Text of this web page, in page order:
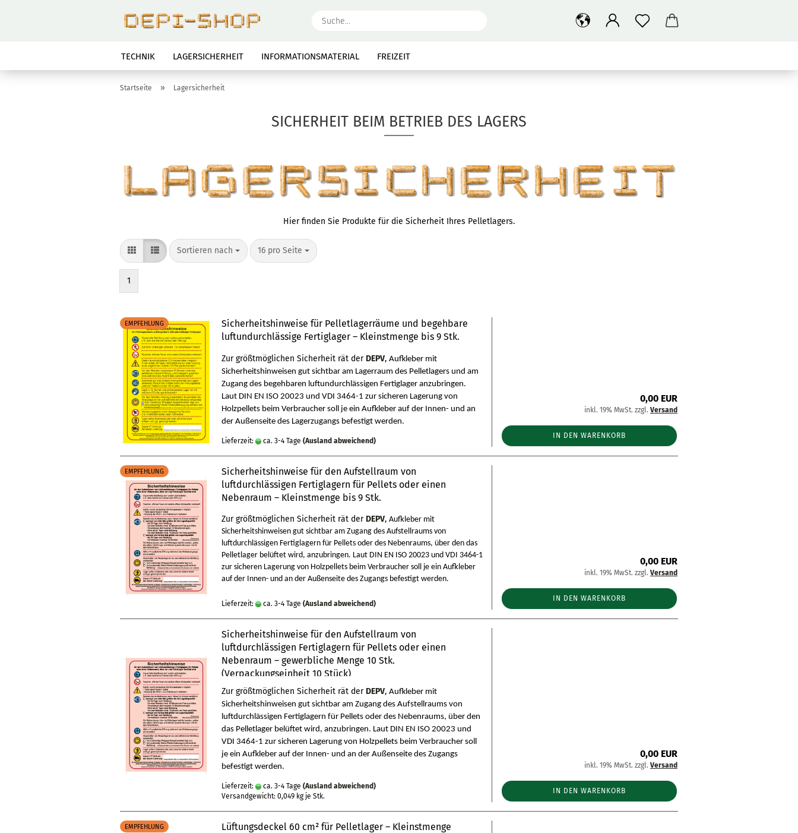
TECHNIK LAGERSICHERHEIT INFORMATIONSMATERIAL FREIZEIT
Startseite » Lagersicherheit
SICHERHEIT BEIM BETRIEB DES LAGERS
Hier finden Sie Produkte für die Sicherheit Ihres Pelletlagers.
Sortieren nach
Sortieren nach 16 pro Seite
pro Seite
1
EMPFEHLUNG
Sicherheitshinweise für Pelletlagerräume und begehbare
luftundurchlässige Fertiglager – Kleinstmenge bis 9 Stk.
Zur größtmöglichen Sicherheit rät der DEPV, Aufkleber mit
Sicherheitshinweisen gut sichtbar am Lagerraum des Pelletlagers und am
Zugang des begehbaren luftundurchlässigen Fertiglager anzubringen.
Laut DIN EN ISO 20023 und VDI 3464-1 zur sicheren Lagerung von
Holzpellets beim Verbraucher soll je ein Aufkleber auf der Innen- und an
der Außenseite des Lagerzugangs befestigt werden.
Lieferzeit: ca. 3-4 Tage (Ausland abweichend)
0,00 EUR
inkl. 19% MwSt. zzgl. Versand
IN DEN WARENKORB
EMPFEHLUNG
Sicherheitshinweise für den Aufstellraum von
luftdurchlässigen Fertiglagern für Pellets oder einen
Nebenraum – Kleinstmenge bis 9 Stk.
Zur größtmöglichen Sicherheit rät der DEPV, Aufkleber mit
Sicherheitshinweisen gut sichtbar am Zugang des Aufstellraums von
luftdurchlässigen Fertiglagern für Pellets oder des Nebenraums, über den das
Pelletlager belüftet wird, anzubringen. Laut DIN EN ISO 20023 und VDI 3464-1
zur sicheren Lagerung von Holzpellets beim Verbraucher soll je ein Aufkleber
auf der Innen- und an der Außenseite des Zugangs befestigt werden.
Lieferzeit: ca. 3-4 Tage (Ausland abweichend)
0,00 EUR
inkl. 19% MwSt. zzgl. Versand
IN DEN WARENKORB
Sicherheitshinweise für den Aufstellraum von
luftdurchlässigen Fertiglagern für Pellets oder einen
Nebenraum – gewerbliche Menge 10 Stk.
(Verpackungseinheit 10 Stück)
Zur größtmöglichen Sicherheit rät der DEPV, Aufkleber mit
Sicherheitshinweisen gut sichtbar am Zugang des Aufstellraums von
luftdurchlässigen Fertiglagern für Pellets oder des Nebenraums, über den
das Pelletlager belüftet wird, anzubringen. Laut DIN EN ISO 20023 und
VDI 3464-1 zur sicheren Lagerung von Holzpellets beim Verbraucher soll
je ein Aufkleber auf der Innen- und an der Außenseite des Zugangs
befestigt werden.
Lieferzeit: ca. 3-4 Tage (Ausland abweichend)
Versandgewicht: 0,049 kg je Stk.
0,00 EUR
inkl. 19% MwSt. zzgl. Versand
IN DEN WARENKORB
EMPFEHLUNG
Lüftungsdeckel 60 cm² für Pelletlager – Kleinstmenge